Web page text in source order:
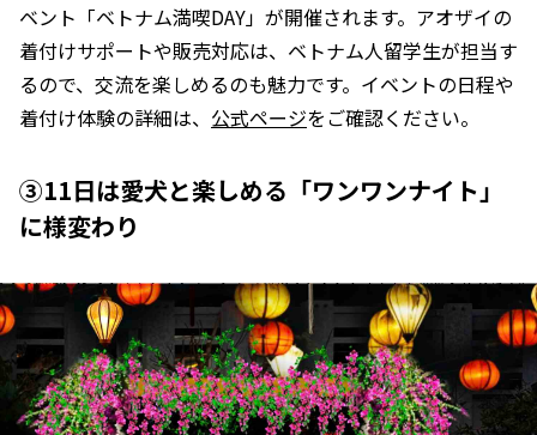
ベント「ベトナム満喫DAY」が開催されます。アオザイの
着付けサポートや販売対応は、ベトナム人留学生が担当す
るので、交流を楽しめるのも魅力です。イベントの日程や
着付け体験の詳細は、 公式ページをご確認ください。
③11日は愛犬と楽しめる「ワンワンナイト」
に様変わり